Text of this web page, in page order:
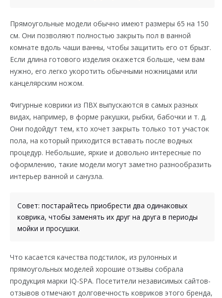
Прямоугольные модели обычно имеют размеры 65 на 150
см. Они позволяют полностью закрыть пол в ванной
комнате вдоль чаши ванны, чтобы защитить его от брызг.
Если длина готового изделия окажется больше, чем вам
нужно, его легко укоротить обычными ножницами или
канцелярским ножом.
Фигурные коврики из ПВХ выпускаются в самых разных
видах, например, в форме ракушки, рыбки, бабочки и т. д.
Они подойдут тем, кто хочет закрыть только тот участок
пола, на который приходится вставать после водных
процедур. Небольшие, яркие и довольно интересные по
оформлению, такие модели могут заметно разнообразить
интерьер ванной и санузла.
Совет: постарайтесь приобрести два одинаковых
коврика, чтобы заменять их друг на друга в периоды
мойки и просушки.
Что касается качества подстилок, из рулонных и
прямоугольных моделей хорошие отзывы собрала
продукция марки IQ-SPA. Посетители независимых сайтов-
отзывов отмечают долговечность ковриков этого бренда,